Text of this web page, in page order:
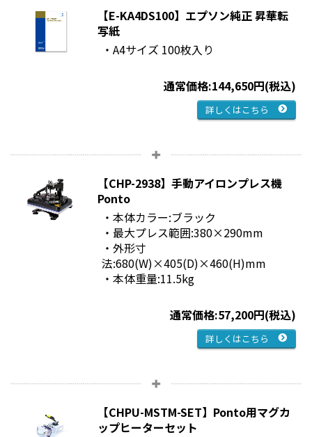
【E-KA4DS100】エプソン純正 昇華転
写紙
・A4サイズ 100枚入り
通常価格:144,650円(税込)
詳しくはこちら
【CHP-2938】手動アイロンプレス機
Ponto
・本体カラー:ブラック
・最大プレス範囲:380×290mm
・外形寸
法:680(W)×405(D)×460(H)mm
・本体重量:11.5kg
通常価格:57,200円(税込)
詳しくはこちら
【CHPU-MSTM-SET】Ponto用マグカ
ップヒーターセット